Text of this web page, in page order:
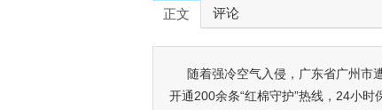
正文 评论
随着强冷空气入侵，广东省广州市
开通200余条“红棉守护”热线，24小